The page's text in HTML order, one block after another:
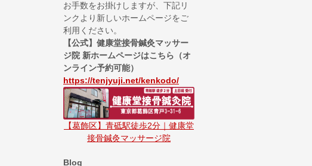
お手数をお掛けしますが、下記リ
ンクより新しいホームページをご
利用ください。
【公式】健康堂接骨鍼灸マッサー
ジ院 新ホームページはこちら（オ
ンライン予約可能）
https://tenjyuji.net/kenkodo/
【葛飾区】青砥駅徒歩2分｜健康堂
接骨鍼灸マッサージ院
Blog